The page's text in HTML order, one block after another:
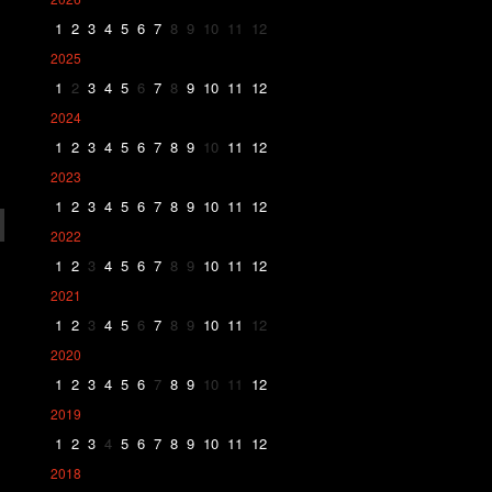
1 2 3 4 5 6 7 8 9 10 11 12
2025
1 2 3 4 5 6 7 8 9 10 11 12
2024
1 2 3 4 5 6 7 8 9 10 11 12
2023
1 2 3 4 5 6 7 8 9 10 11 12
2022
1 2 3 4 5 6 7 8 9 10 11 12
2021
1 2 3 4 5 6 7 8 9 10 11 12
2020
1 2 3 4 5 6 7 8 9 10 11 12
2019
1 2 3 4 5 6 7 8 9 10 11 12
2018